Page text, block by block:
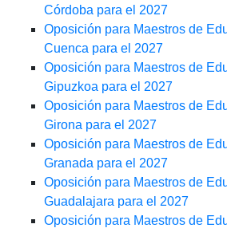
Córdoba para el 2027
Oposición para Maestros de
Cuenca para el 2027
Oposición para Maestros de
Gipuzkoa para el 2027
Oposición para Maestros de
Girona para el 2027
Oposición para Maestros de
Granada para el 2027
Oposición para Maestros de
Guadalajara para el 2027
Oposición para Maestros de